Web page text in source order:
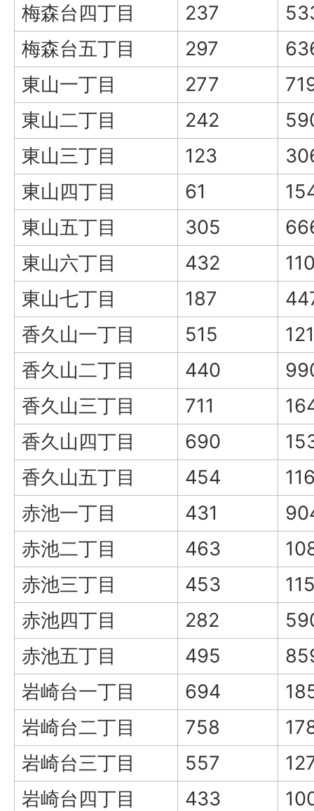
梅森台四丁目
237
梅森台五丁目
297
東山一丁目
277
東山二丁目
242
東山三丁目
123
東山四丁目
61
東山五丁目
305
東山六丁目
432
東山七丁目
187
香久山一丁目
515
香久山二丁目
440
香久山三丁目
711
香久山四丁目
690
香久山五丁目
454
赤池一丁目
431
赤池二丁目
463
赤池三丁目
453
赤池四丁目
282
赤池五丁目
495
岩崎台一丁目
694
岩崎台二丁目
758
岩崎台三丁目
557
岩崎台四丁目
433